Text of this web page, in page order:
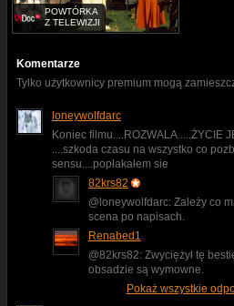
POWTÓRKA
Z TELEWIZJI
Komentarze
Tylko użytkownicy premium mogą
loneywolfdarc
Koniec filmu....ROZWALA.....ŻYCIE
....szkoda czasu na wszystko co
sensu....popłakałem sie
82krs82
@loneywolfdarc: Zależy co
scena po napisach.
Renabed1
@82krs82: Zwyciężył tę
obsadzie są wymowne.
Pokaż wszystkie